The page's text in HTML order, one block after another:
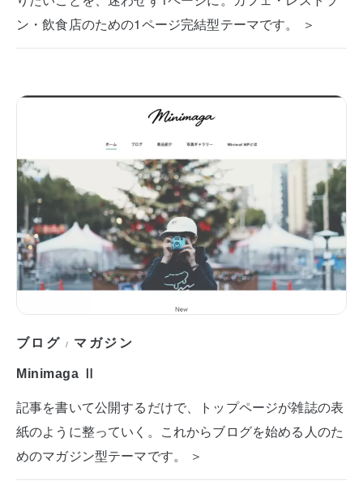
ン・飲食店のための1ページ完結型テーマです。 ＞
ブログ / マガジン
Minimaga Ⅱ
記事を書いて公開するだけで、トップページが雑誌の表
紙のように整っていく。これからブログを始める人のた
めのマガジン型テーマです。 ＞